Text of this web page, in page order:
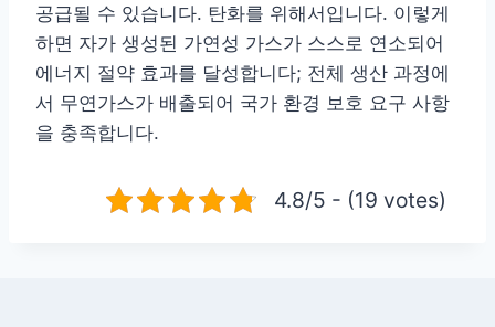
공급될 수 있습니다. 탄화를 위해서입니다. 이렇게
하면 자가 생성된 가연성 가스가 스스로 연소되어
에너지 절약 효과를 달성합니다; 전체 생산 과정에
서 무연가스가 배출되어 국가 환경 보호 요구 사항
을 충족합니다.
4.8/5 - (19 votes)